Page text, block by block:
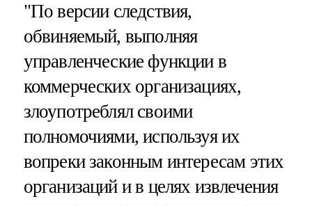
"По версии следствия,
обвиняемый, выполняя
управленческие функции в
коммерческих организациях,
злоупотреблял своими
полномочиями, используя их
вопреки законным интересам этих
организаций и в целях извлечения